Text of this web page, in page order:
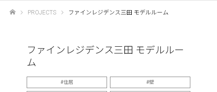
PROJECTS ファインレジデンス三田 モデルルーム
ファインレジデンス三田 モデルルー
ム
住居 壁